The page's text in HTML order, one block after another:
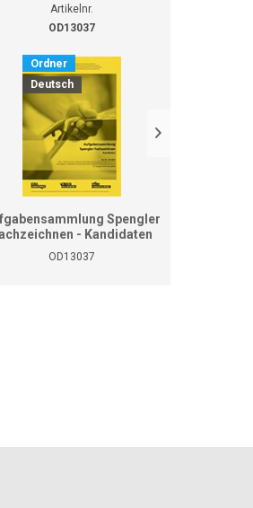
Artikelnr.
OD13037
Ordner
Deutsch
Spengler
- Kandidaten
OD13037